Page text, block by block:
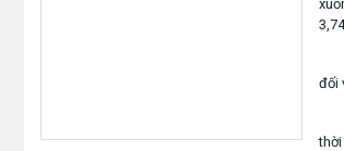
đối